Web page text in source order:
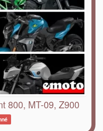
800, MT-09, Z900